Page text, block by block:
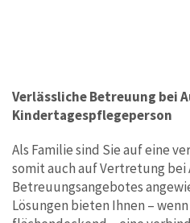
Verlässliche Betreuung bei
Kindertagespflegeperson
Als Familie sind Sie auf eine
somit auch auf Vertretung bei
Betreuungsangebotes
Lösungen bieten Ihnen –